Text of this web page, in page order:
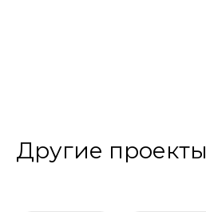
Другие проекты